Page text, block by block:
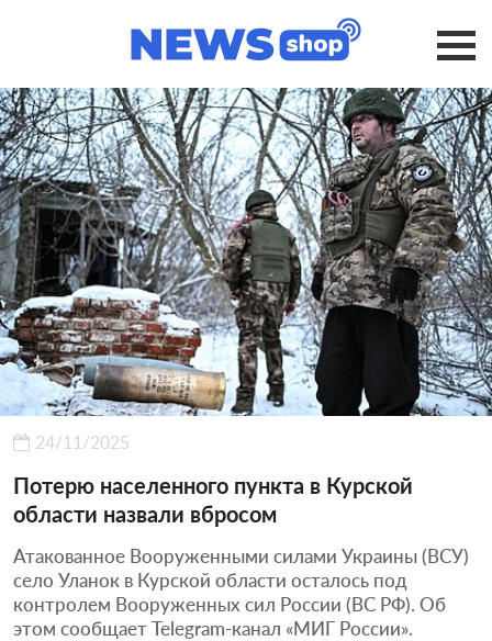
24/11/2025
Потерю населенного пункта в Курской
области назвали вбросом
Атакованное Вооруженными силами Украины (ВСУ)
село Уланок в Курской области осталось под
контролем Вооруженных сил России (ВС РФ). Об
этом сообщает Telegram-канал «МИГ России».